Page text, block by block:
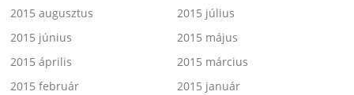
2015 augusztus
2015 július
2015 június
2015 május
2015 április
2015 március
2015 február
2015 január